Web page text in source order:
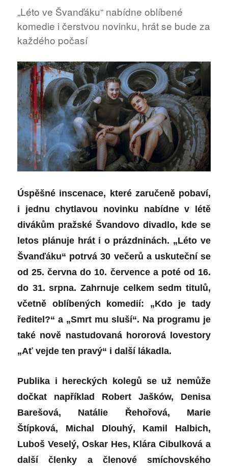
v
inscenaci
„Léto ve Švanďáku“ nabídne oblíbené
komedie i čerstvou novinku, hrát se bude za
každého počasí
Úspěšné inscenace, které zaručeně pobaví,
i jednu chytlavou novinku nabídne v létě
divákům pražské Švandovo divadlo, kde se
letos plánuje hrát i o prázdninách. „Léto ve
Švanďáku“ potrvá 30 večerů a uskuteční se
od 25. června do 10. července a poté od 16.
do 31. srpna. Zahrnuje celkem sedm titulů,
včetně oblíbených komedií: „Kdo je tady
ředitel?“ a „Smrt mu sluší“. Na programu je
také nově nastudovaná hororová lovestory
„Ať vejde ten pravý“ i další lákadla.
Publika i hereckých kolegů se už nemůže
dočkat například Robert Jašków, Denisa
Barešová, Natálie Řehořová, Marie
Štípková, Michal Dlouhý, Kamil Halbich,
Luboš Veselý, Oskar Hes, Klára Cibulková a
další členky a členové smíchovského